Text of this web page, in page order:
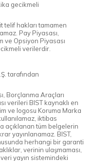
gecikmeli
telif hakları tamamen
Pay Piyasası,
ve Opsiyon Piyasası
verilerdir.
tarafından
Borçlanma Araçları
verileri BIST kaynaklı en
ve logosu Koruma Marka
iktibas
açıklanan tüm belgelerin
yayınlanamaz. BIST,
herhangi bir garanti
verinin ulaşmaması,
veri yayın sistemindeki